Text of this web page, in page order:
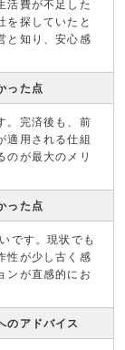
活費が不足した
を探していたと
と知り、安心感
った点
。完済後も、前
適用される仕組
のが最大のメリ
った点
です。現状でも
性が少し古く感
ンが直感的にお
のアドバイス